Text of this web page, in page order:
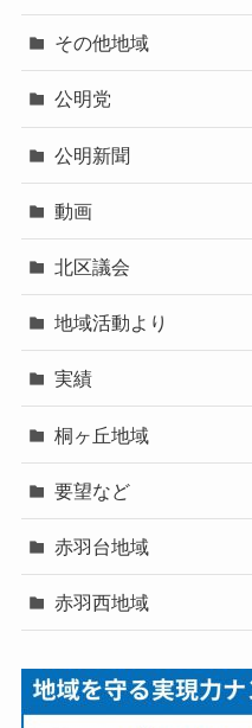
その他地域
公明党
公明新聞
動画
北区議会
地域活動より
実績
桐ヶ丘地域
要望など
赤羽台地域
赤羽西地域